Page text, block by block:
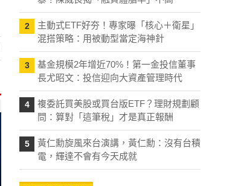
2
主動式ETF好夯！專家曝「核心＋衛星」
混搭策略：用被動型當定海神針
3
基金規模2年增近70%！第一金投信董事
長尤昭文：投信迎向大資產管理時代
4
複委託買美股或買台版ETF？理財規劃顧
問：算對「這筆稅」才是真正報酬
5
黃仁勳旋風來台演講，黃仁勳：沒有台積
電，輝達不會有今天成就